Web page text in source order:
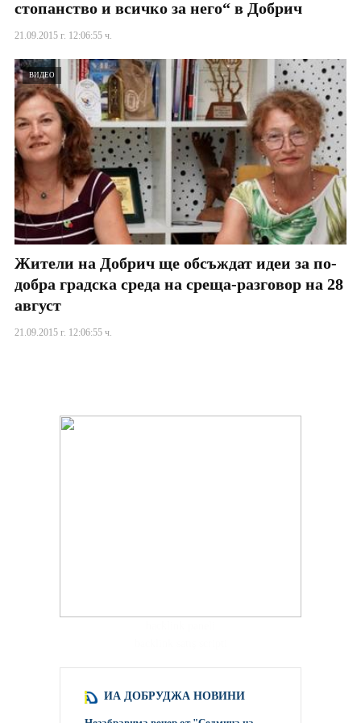
стопанство и всичко за него“ в Добрич
21.09.2015 г. 12:06:55 ч.
ВИДЕО
Жители на Добрич ще обсъждат идеи за по-
добра градска среда на среща-разговор на 28
август
21.09.2015 г. 12:06:55 ч.
ИА ДОБРУДЖА НОВИНИ